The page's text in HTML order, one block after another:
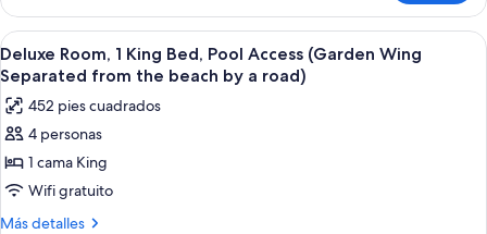
Cabana,
Beach
Wing,
vista
océano
Abrir
todas
las
fotos
de
Deluxe
Room,
1
Una habitación de hotel moderna
5
Deluxe Room, 1 King Bed, Pool Access (Garden Wing
Separated from the beach by a road)
452 pies cuadrados
4 personas
1 cama King
Wifi gratuito
Más detalles
Más